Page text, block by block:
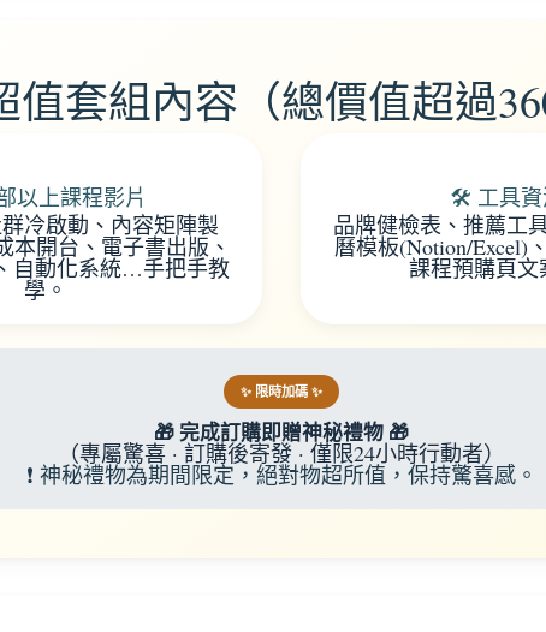
值套組內容（總價值超過
以上課程影片
冷啟動、內容矩陣製
本開台、電子書出版、
自動化系統…手把手教
學。
🛠️ 工具資
品牌健檢表、推薦工
曆模板(Notion/Excel)
課程預購頁文
✨ 限時加碼 ✨
🎁 完成訂購即贈神秘禮物 🎁
（專屬驚喜 · 訂購後寄發 · 僅限24小時行動者）
❗ 神秘禮物為期間限定，絕對物超所值，保持驚喜感。